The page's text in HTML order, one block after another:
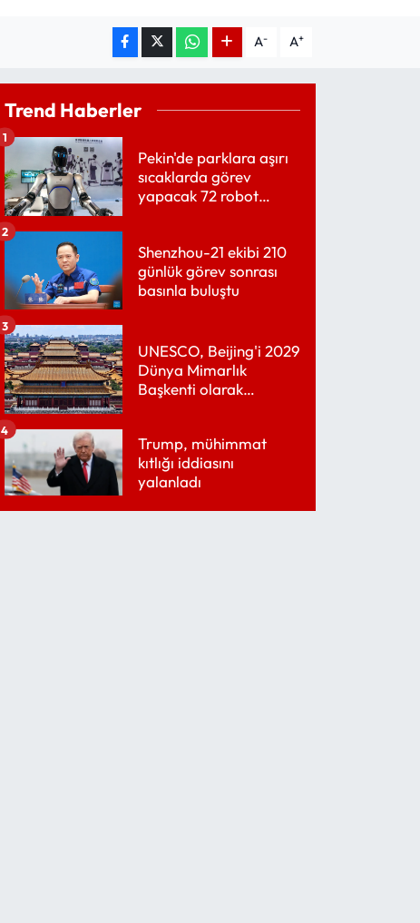
A- A+
Trend Haberler
Pekin'de parklara aşırı
sıcaklarda görev
yapacak 72 robot
1
Shenzhou-21 ekibi 210
günlük görev sonrası
basınla buluştu
2
UNESCO, Beijing'i 2029
Dünya Mimarlık
Başkenti olarak
3
Trump, mühimmat
kıtlığı iddiasını
yalanladı
4